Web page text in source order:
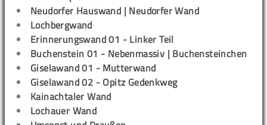
Neudorfer Hauswand | Neudorfer Wand
Lochbergwand
Erinnerungswand 01 - Linker Teil
Buchenstein 01 - Nebenmassiv | Buchensteinchen
Giselawand 01 - Mutterwand
Giselawand 02 - Opitz Gedenkweg
Kainachtaler Wand
Lochauer Wand